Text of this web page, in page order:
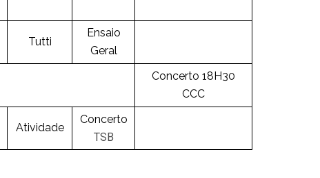
Tutti
Ensaio
Geral
Concerto 18H30
CCC
Atividade
Concerto
TSB